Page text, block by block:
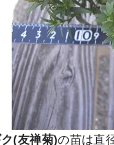
(友禅菊)の苗は直